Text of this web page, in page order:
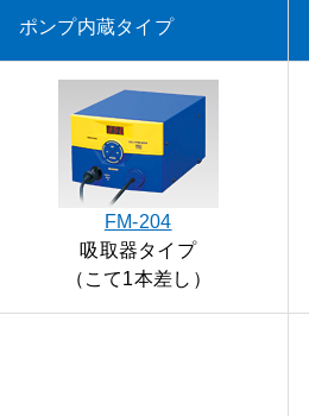
ポンプ内蔵タイプ
FM-204
吸取器タイプ
（こて1本差し）